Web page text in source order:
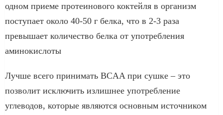
одном приеме протеинового коктейля в организм
поступает около 40-50 г белка, что в 2-3 раза
превышает количество белка от употребления
аминокислоты
Лучше всего принимать BCAA при сушке – это
позволит исключить излишнее употребление
углеводов, которые являются основным источником